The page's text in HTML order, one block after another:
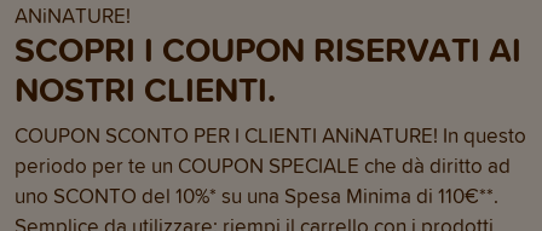
ANiNATURE!
SCOPRI I COUPON RISERVATI AI
NOSTRI CLIENTI.
COUPON SCONTO PER I CLIENTI ANiNATURE! In questo
periodo per te un COUPON SPECIALE che dà diritto ad
uno SCONTO del 10%* su una Spesa Minima di 110€**.
Semplice da utilizzare: riempi il carrello con i prodotti